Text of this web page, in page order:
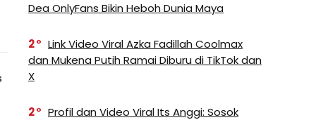
Dea OnlyFans Bikin Heboh Dunia Maya
2
Link Video Viral Azka Fadillah Coolmax
dan Mukena Putih Ramai Diburu di TikTok dan
X
2
Profil dan Video Viral Its Anggi: Sosok